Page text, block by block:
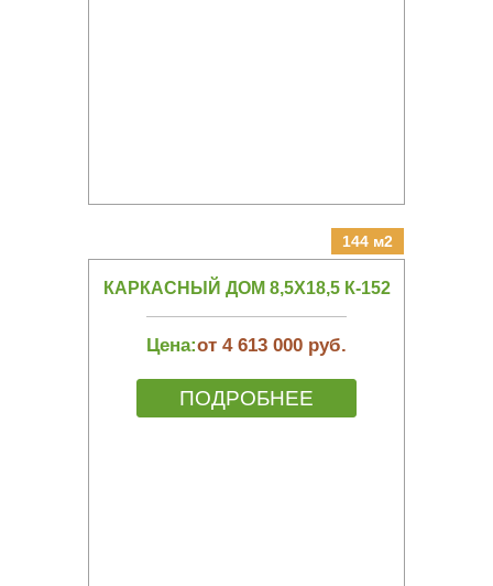
144 м2
КАРКАСНЫЙ ДОМ 8,5Х18,5 К-152
Цена:от 4 613 000 руб.
ПОДРОБНЕЕ